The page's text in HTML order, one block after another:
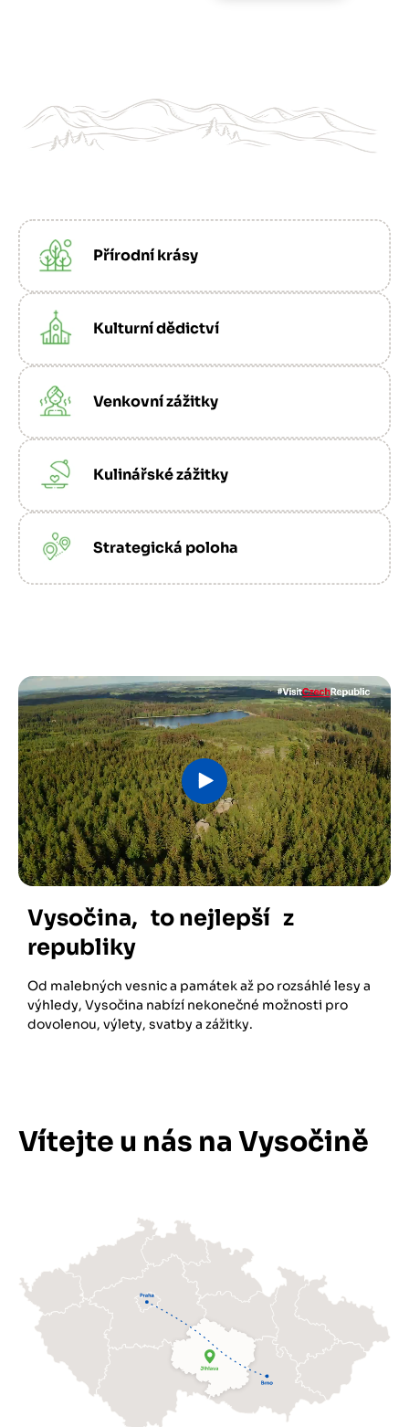
Image Přírodní krásy
Image Kulturní dědictví
Image Venkovní zážitky
Image Kulinářské zážitky
Image Strategická poloha
Video
soubor
Vysočina, to nejlepší z
republiky
Od malebných vesnic a památek až po rozsáhlé lesy a
výhledy, Vysočina nabízí nekonečné možnosti pro
dovolenou, výlety, svatby a zážitky.
Vítejte u nás na Vysočině